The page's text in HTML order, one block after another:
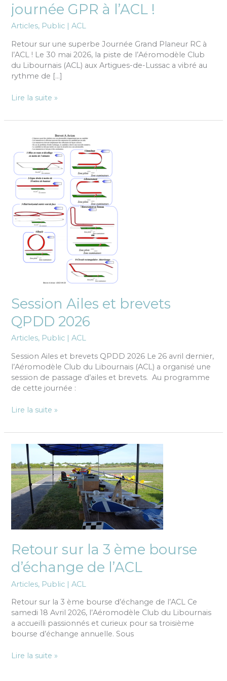
journée GPR à l’ACL !
Articles, Public |ACL
Retour sur une superbe Journée Grand Planeur RC à
l’ACL ! Le 30 mai 2026, la piste de l’Aéromodèle Club
du Libournais (ACL) aux Artigues-de-Lussac a vibré au
rythme de […]
Lire la suite »
Session Ailes et brevets
QPDD 2026
Articles, Public |ACL
Session Ailes et brevets QPDD 2026 Le 26 avril dernier,
l’Aéromodèle Club du Libournais (ACL) a organisé une
session de passage d’ailes et brevets. Au programme
de cette journée :
Session
et
brevets
QPDD
2026
Lire la suite »
Retour sur la 3 ème bourse
d’échange de l’ACL
Articles, Public |ACL
Retour sur la 3 ème bourse d’échange de l’ACL ​Ce
samedi 18 Avril 2026, l’Aéromodèle Club du Libournais
a accueilli passionnés et curieux pour sa troisième
bourse d’échange annuelle. Sous
Retour
la
3
ème
bourse
d’échange
de
Lire la suite »